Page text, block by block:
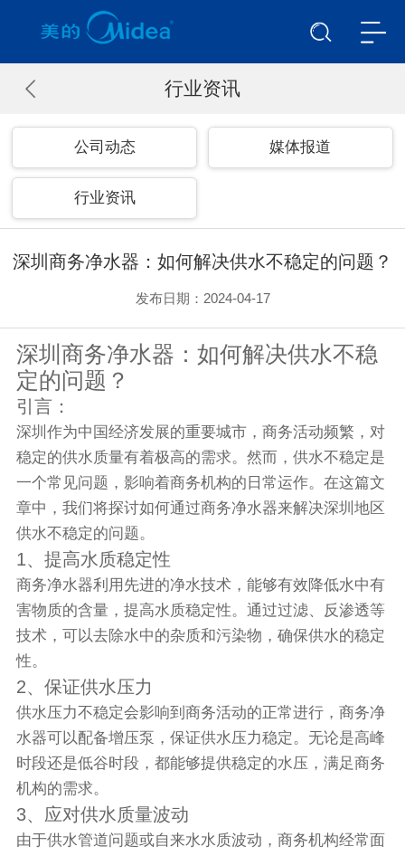
行业资讯
公司动态 媒体报道
行业资讯
深圳商务净水器：如何解决供水不稳定的问题？
发布日期：2024-04-17
深圳商务净水器：如何解决供水不稳
定的问题？
引言：
深圳作为中国经济发展的重要城市，商务活动频繁，对
稳定的供水质量有着极高的需求。然而，供水不稳定是
一个常见问题，影响着商务机构的日常运作。在这篇文
章中，我们将探讨如何通过商务净水器来解决深圳地区
供水不稳定的问题。
1、提高水质稳定性
商务净水器利用先进的净水技术，能够有效降低水中有
害物质的含量，提高水质稳定性。通过过滤、反渗透等
技术，可以去除水中的杂质和污染物，确保供水的稳定
性。
2、保证供水压力
供水压力不稳定会影响到商务活动的正常进行，商务净
水器可以配备增压泵，保证供水压力稳定。无论是高峰
时段还是低谷时段，都能够提供稳定的水压，满足商务
机构的需求。
3、应对供水质量波动
由于供水管道问题或自来水水质波动，商务机构经常面